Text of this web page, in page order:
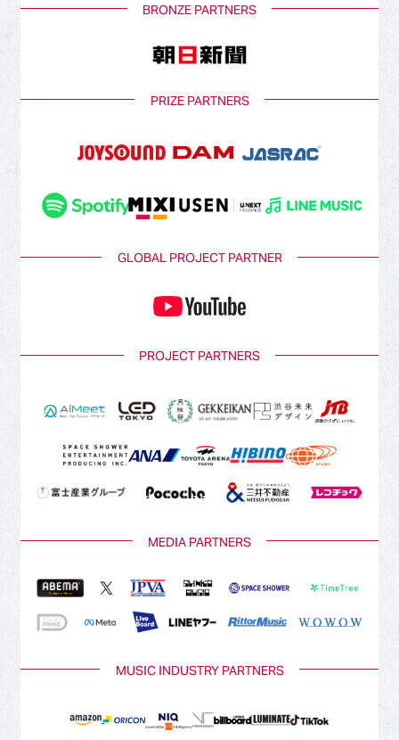
BRONZE PARTNERS
PRIZE PARTNERS
GLOBAL PROJECT PARTNER
PROJECT PARTNERS
MEDIA PARTNERS
MUSIC INDUSTRY PARTNERS